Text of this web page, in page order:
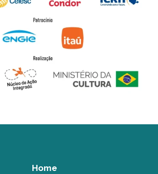
Home